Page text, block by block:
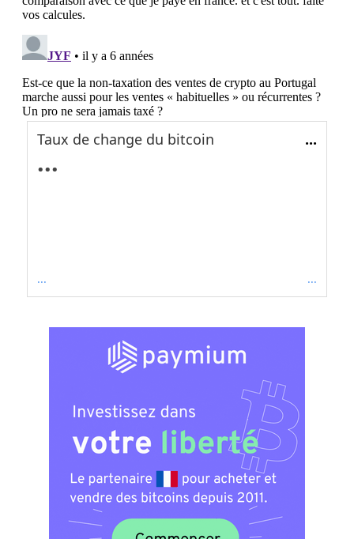
Taux de change du bitcoin ...
...
... ...